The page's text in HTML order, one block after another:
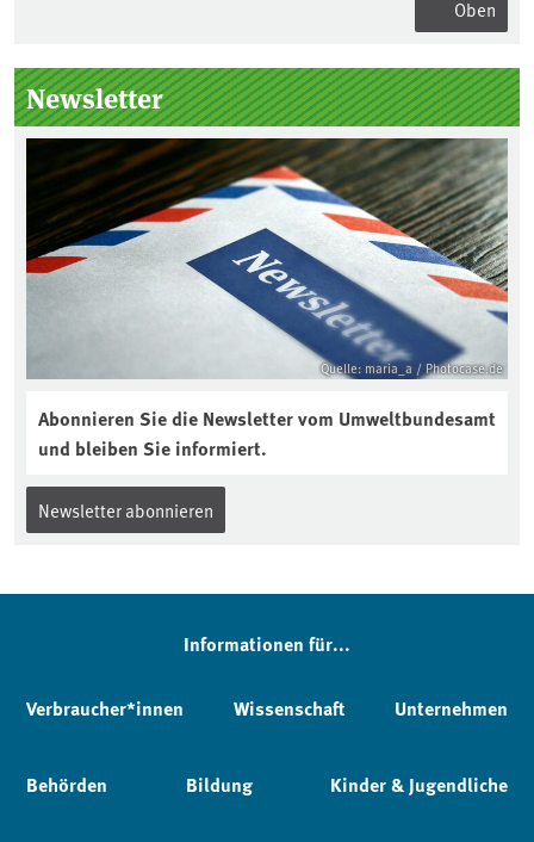
Oben
Seitenleiste
Newsletter
Quelle: maria_a / Photocase.de
Abonnieren Sie die Newsletter vom Umweltbundesamt
und bleiben Sie informiert.
Newsletter abonnieren
Informationen für...
Verbraucher*innen Wissenschaft Unternehmen
Behörden Bildung Kinder & Jugendliche